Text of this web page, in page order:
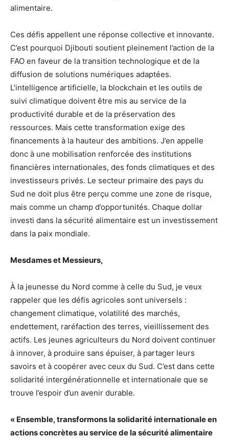
alimentaire.
Ces défis appellent une réponse collective et innovante.
C’est pourquoi Djibouti soutient pleinement l’action de la
FAO en faveur de la transition technologique et de la
diffusion de solutions numériques adaptées.
L’intelligence artificielle, la blockchain et les outils de
suivi climatique doivent être mis au service de la
productivité durable et de la préservation des
ressources. Mais cette transformation exige des
financements à la hauteur des ambitions. J’en appelle
donc à une mobilisation renforcée des institutions
financières internationales, des fonds climatiques et des
investisseurs privés. Le secteur primaire des pays du
Sud ne doit plus être perçu comme une zone de risque,
mais comme un champ d’opportunités. Chaque dollar
investi dans la sécurité alimentaire est un investissement
dans la paix mondiale.
Mesdames et Messieurs,
À la jeunesse du Nord comme à celle du Sud, je veux
rappeler que les défis agricoles sont universels :
changement climatique, volatilité des marchés,
endettement, raréfaction des terres, vieillissement des
actifs. Les jeunes agriculteurs du Nord doivent continuer
à innover, à produire sans épuiser, à partager leurs
savoirs et à coopérer avec ceux du Sud. C’est dans cette
solidarité intergénérationnelle et internationale que se
trouve l’espoir d’un avenir durable.
« Ensemble, transformons la solidarité internationale en
actions concrètes au service de la sécurité alimentaire